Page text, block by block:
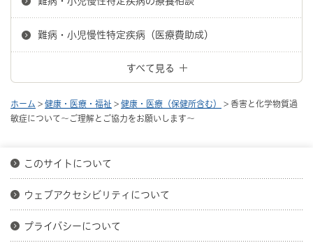
難病・小児慢性特定疾病（医療費助成）
すべて見る
ホーム > 健康・医療・福祉 > 健康・医療（保健所含む）
> 香害と化学物質過
敏症について～ご理解とご協力をお願いします～
このサイトについて
ウェブアクセシビリティについて
プライバシーについて